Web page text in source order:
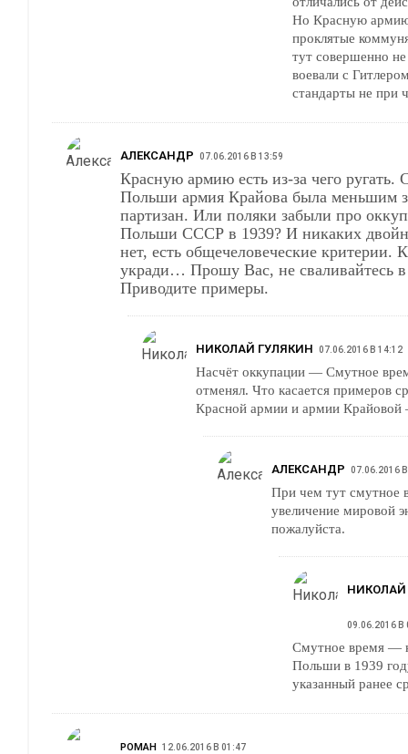
Но Красную
проклятые
тут совершенно
воевали с
стандарты не при
АЛЕКСАНДР 07.06.2016 В 13:59
Красную армию есть из-за чего ругать.
Польши армия Крайова была меньшим
партизан. Или поляки забыли про
Польши СССР в 1939? И никаких
нет, есть общечеловеческие критерии.
укради… Прошу Вас, не сваливайтесь в демагогию.
Приводите примеры.
НИКОЛАЙ ГУЛЯКИН 07.06.2016 В 14:12
Насчёт оккупации — Смутное
отменял. Что касается примеров
Красной армии и армии Крайовой
АЛЕКСАНДР 07.06.2016
При чем тут смутное
увеличение мировой
пожалуйста.
НИКОЛАЙ
09.06.2016 В
Смутное время —
Польши в 1939
указанный ранее
РОМАН 12.06.2016 В 01:47